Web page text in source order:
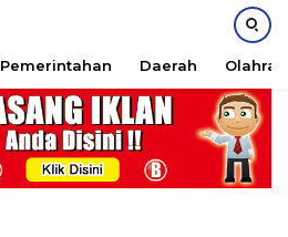
Pemerintahan Daerah